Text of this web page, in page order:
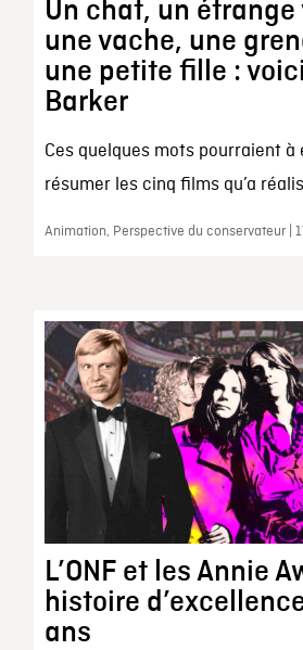
Un chat, un étrange
une vache, une
une petite fille : voici
Barker
Ces quelques mots pourraient à
résumer les cinq films qu’a
Animation, Perspective du conservateur |
L’ONF et les Annie
histoire
ans